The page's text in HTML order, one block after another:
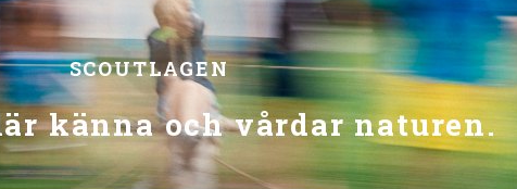
SCOUTLAGEN
känna och vårdar naturen.